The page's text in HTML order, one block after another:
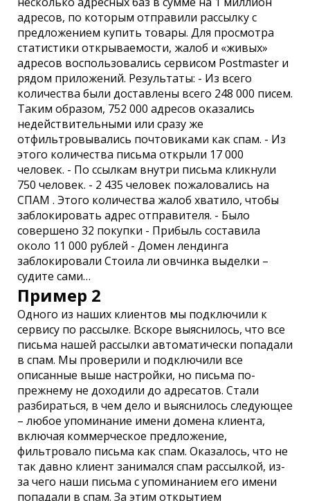
адресов, по которым отправили рассылку с
предложением купить товары. Для просмотра
статистики открываемости, жалоб и «живых»
адресов воспользовались сервисом Postmaster и
рядом приложений. Результаты: - Из всего
количества были доставлены всего 248 000 писем.
Таким образом, 752 000 адресов оказались
недействительными или сразу же
отфильтровывались почтовиками как спам. - Из
этого количества письма открыли 17 000
человек. - По ссылкам внутри письма кликнули
750 человек. - 2 435 человек пожаловались на
СПАМ . Этого количества жалоб хватило, чтобы
заблокировать адрес отправителя. - Было
совершено 32 покупки - Прибыль составила
около 11 000 рублей - Домен лендинга
заблокировали Стоила ли овчинка выделки –
судите сами…
Пример 2
Одного из наших клиентов мы подключили к
сервису по рассылке. Вскоре выяснилось, что все
письма нашей рассылки автоматически попадали
в спам. Мы проверили и подключили все
описанные выше настройки, но письма по-
прежнему не доходили до адресатов. Стали
разбираться, в чем дело и выяснилось следующее
– любое упоминание имени домена клиента,
включая коммерческое предложение,
фильтровало письма как спам. Оказалось, что не
так давно клиент занимался спам рассылкой, из-
за чего наши письма с упоминанием его имени
попадали в спам. За этим открытием